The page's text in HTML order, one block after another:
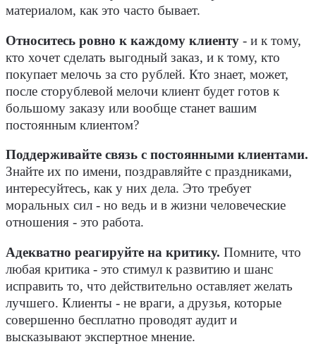
материалом, как это часто бывает.
Относитесь ровно к каждому клиенту - и к тому,
кто хочет сделать выгодный заказ, и к тому, кто
покупает мелочь за сто рублей. Кто знает, может,
после сторублевой мелочи клиент будет готов к
большому заказу или вообще станет вашим
постоянным клиентом?
Поддерживайте связь с постоянными клиентами.
Знайте их по имени, поздравляйте с праздниками,
интересуйтесь, как у них дела. Это требует
моральных сил - но ведь и в жизни человеческие
отношения - это работа.
Адекватно реагируйте на критику. Помните, что
любая критика - это стимул к развитию и шанс
исправить то, что действительно оставляет желать
лучшего. Клиенты - не враги, а друзья, которые
совершенно бесплатно проводят аудит и
высказывают экспертное мнение.